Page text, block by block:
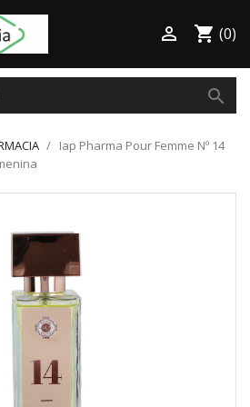
shopping_cart (0)

search
Iap Pharma Pour Femme Nº 14